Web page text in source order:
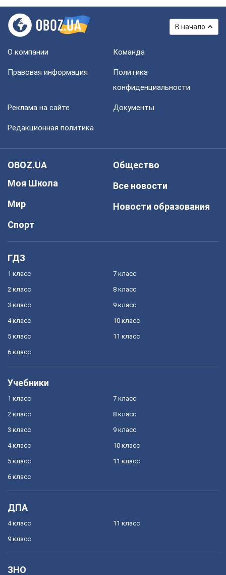
В начало
О компании Команда
Правовая информация
Политика
конфиденциальности
Реклама на сайте Документы
Редакционная политика
OBOZ.UA
Моя Школа
Мир
Спорт
Общество
Все новости
Новости образования
ГДЗ
1 класс
2 класс
3 класс
4 класс
5 класс
6 класс
7 класс
8 класс
9 класс
10 класс
11 класс
Учебники
1 класс
2 класс
3 класс
4 класс
5 класс
6 класс
7 класс
8 класс
9 класс
10 класс
11 класс
ДПА
4 класс
9 класс
11 класс
ЗНО